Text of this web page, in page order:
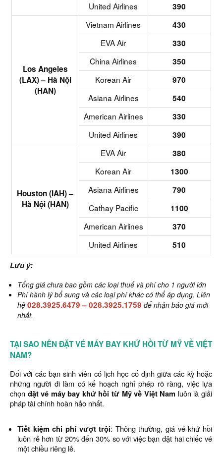
United Airlines
390
Los Angeles
(LAX) – Hà Nội
(HAN)
Vietnam Airlines
430
EVA Air
330
China Airlines
350
Korean Air
970
Asiana Airlines
540
American Airlines
330
United Airlines
390
Houston (IAH) –
Hà Nội (HAN)
EVA Air
380
Korean Air
1300
Asiana Airlines
790
Cathay Pacific
1100
American Airlines
370
United Airlines
510
Lưu ý:
Tổng giá chưa bao gồm các loại thuế và phí cho 1 người lớn
Phí hành lý bổ sung và các loại phí khác có thể áp dụng. Liên
hệ 028.3925.6479–028.3925.1759 để nhận báo giá mới
nhất.
TẠI SAO NÊN ĐẶT VÉ MÁY BAY KHỨ HỒI TỪ MỸ VỀ VIỆT
NAM?
Đối với các bạn sinh viên có lịch học cố định giữa các kỳ hoặc
những người đi làm có kế hoạch nghỉ phép rõ ràng, việc lựa
chọn đặt vé máy bay khứ hồi từ Mỹ về Việt Nam luôn là giải
pháp tài chính hoàn hảo nhất.
Tiết kiệm chi phí vượt trội: Thông thường, giá vé khứ hồi
luôn rẻ hơn từ 20% đến 30% so với việc bạn đặt hai chiếc vé
một chiều riêng lẻ.